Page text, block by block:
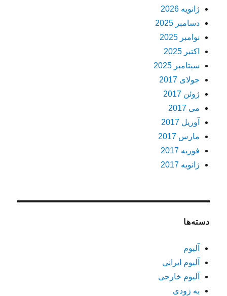
ژانویه 2026
دسامبر 2025
نوامبر 2025
اکتبر 2025
سپتامبر 2025
جولای 2017
ژوئن 2017
می 2017
آوریل 2017
مارس 2017
فوریه 2017
ژانویه 2017
دسته‌ها
آلبوم
آلبوم ایرانی
آلبوم خارجی
به زودی